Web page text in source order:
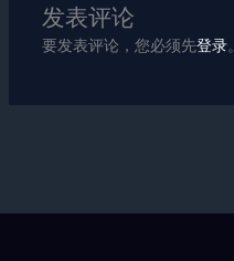
发表评论
要发表评论，您必须先登录。